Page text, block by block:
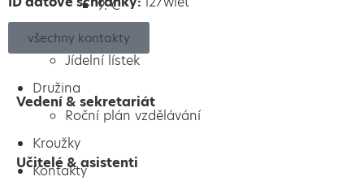
9. C
Jídelna
Jídelní lístek
Družina
Roční plán vzdělávání
Kroužky
Kontakty
všechny kontakty
Vedení & sekretariát
Učitelé & asistenti